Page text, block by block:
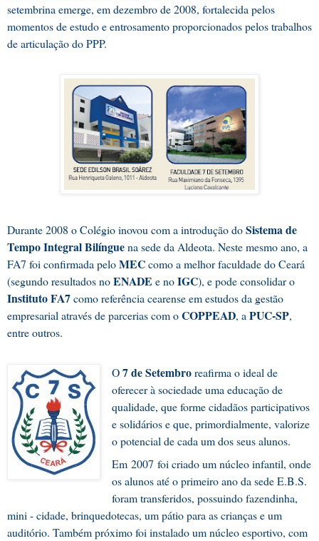
setembrina emerge, em dezembro de 2008, fortalecida pelos
momentos de estudo e entrosamento proporcionados pelos trabalhos
de articulação do PPP.
Durante 2008 o Colégio inovou com a introdução doSistema de
Tempo Integral Bilínguena sede da Aldeota. Neste mesmo ano, a
FA7 foi confirmada peloMECcomo a melhor faculdade do Ceará
(segundo resultados noENADE e noIGC), e pode consolidar o
Instituto FA7como referência cearense em estudos da gestão
empresarial através de parcerias com oCOPPEAD, aPUC-SP,
entre outros.
O7 de Setembroreafirma o ideal de
oferecer à sociedade uma educação de
qualidade, que forme cidadãos participativos
e solidários e que, primordialmente, valorize
o potencial de cada um dos seus alunos.
Em 2007 foi criado um núcleo infantil, onde
os alunos até o primeiro ano da sede E.B.S.
foram transferidos, possuindo fazendinha,
mini - cidade, brinquedotecas, um pátio para as crianças e um
auditório. Também próximo foi instalado um núcleo esportivo, com